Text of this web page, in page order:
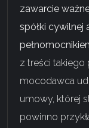
zawarcie
spółki cywilnej
z treści takiego
mocodawca
umowy, której
powinno